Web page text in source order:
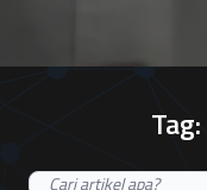
Tag: